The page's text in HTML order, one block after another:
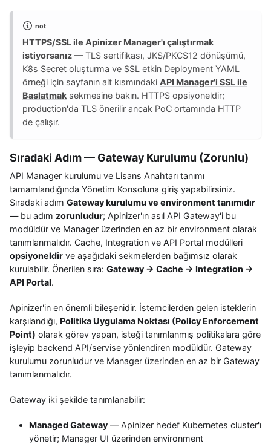
not
HTTPS/SSL ile Apinizer Manager'ı çalıştırmak
istiyorsanız — TLS sertifikası, JKS/PKCS12 dönüşümü,
K8s Secret oluşturma ve SSL etkin Deployment YAML
örneği için sayfanın alt kısmındaki API Manager'i SSL ile
Baslatmak sekmesine bakın. HTTPS opsiyoneldir;
production'da TLS önerilir ancak PoC ortamında HTTP
de çalışır.
Sıradaki Adım — Gateway Kurulumu (Zorunlu)
API Manager kurulumu ve Lisans Anahtarı tanımı
tamamlandığında Yönetim Konsoluna giriş yapabilirsiniz.
Sıradaki adım Gateway kurulumu ve environment tanımıdır
— bu adım zorunludur; Apinizer'ın asıl API Gateway'i bu
modüldür ve Manager üzerinden en az bir environment olarak
tanımlanmalıdır. Cache, Integration ve API Portal modülleri
opsiyoneldir ve aşağıdaki sekmelerden bağımsız olarak
kurulabilir. Önerilen sıra: Gateway → Cache → Integration →
API Portal.
Apinizer'in en önemli bileşenidir. İstemcilerden gelen isteklerin
karşılandığı, Politika Uygulama Noktası (Policy Enforcement
Point) olarak görev yapan, isteği tanımlanmış politikalara göre
işleyip backend API/servise yönlendiren modüldür. Gateway
kurulumu zorunludur ve Manager üzerinden en az bir Gateway
tanımlanmalıdır.
Gateway iki şekilde tanımlanabilir:
Managed Gateway — Apinizer hedef Kubernetes cluster'ı
yönetir; Manager UI üzerinden environment